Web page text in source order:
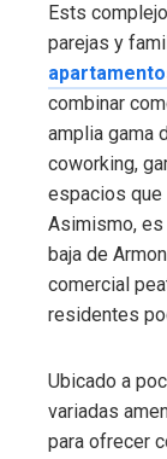
Ests
parejas y
combinar
amplia gama
coworking,
espacios
Asimismo, es
baja de
comercial
residentes
Ubicado a
variadas
para ofrecer